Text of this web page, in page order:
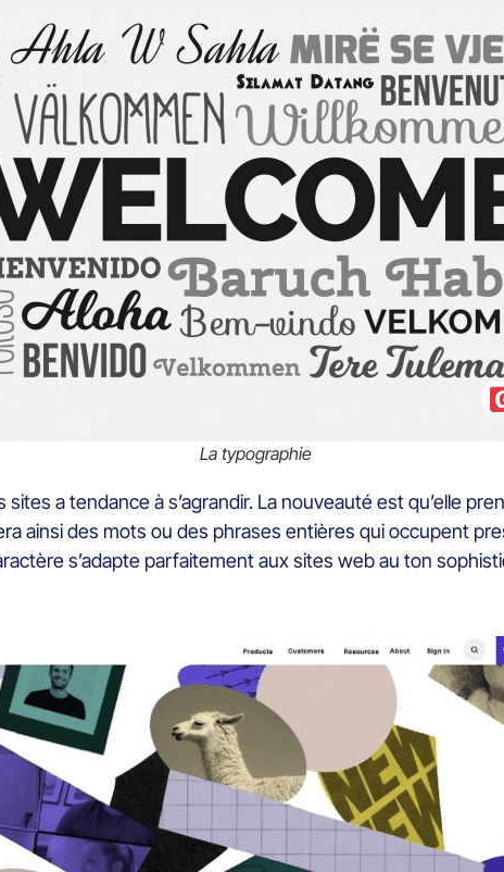
La typographie
a tendance à s’agrandir. La nouveauté est qu’elle
ainsi des mots ou des phrases entières qui occupent
s’adapte parfaitement aux sites web au ton